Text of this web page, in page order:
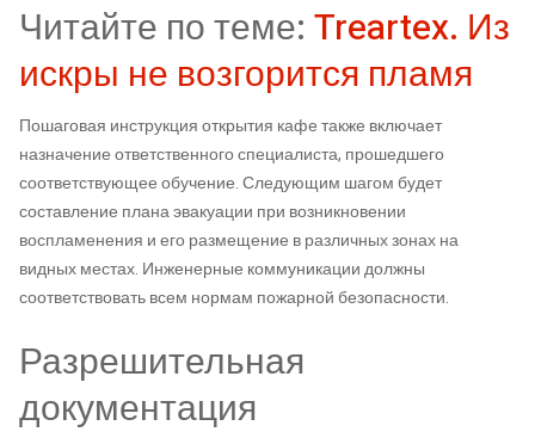
Читайте по теме: Treartex. Из
искры не возгорится пламя
Пошаговая инструкция открытия кафе также включает
назначение ответственного специалиста, прошедшего
соответствующее обучение. Следующим шагом будет
составление плана эвакуации при возникновении
воспламенения и его размещение в различных зонах на
видных местах. Инженерные коммуникации должны
соответствовать всем нормам пожарной безопасности.
Разрешительная
документация